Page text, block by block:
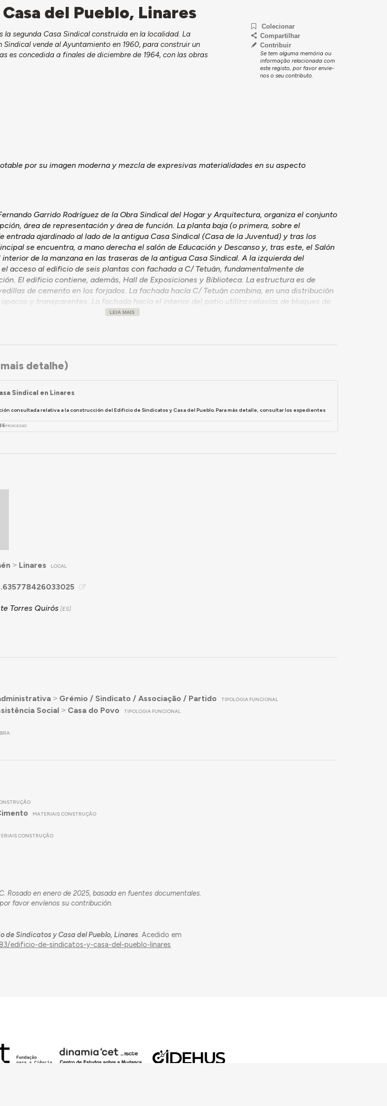
del Pueblo, Linares
segunda Casa Sindical construida en la localidad. La
Sindical vende al Ayuntamiento en 1960, para construir un
es concedida a finales de diciembre de 1964, con las obras
Colecionar
Compartilhar
Contribuir
Se tem alguma memória ou
informação relacionada com
este registo, por favor envie-
nos o seu contributo.
por su imagen moderna y mezcla de expresivas materialidades en su aspecto
Garrido Rodríguez de la Obra Sindical del Hogar y Arquitectura, organiza el conjunto
área de representación y área de función. La planta baja (o primera, sobre el
entrada ajardinado al lado de la antigua Casa Sindical (Casa de la Juventud) y tras los
se encuentra, a mano derecha el salón de Educación y Descanso y, tras este, el Salón
de la manzana en las traseras de la antigua Casa Sindical. A la izquierda del
acceso al edificio de seis plantas con fachada a C/ Tetuán, fundamentalmente de
El edificio contiene, además, Hall de Exposiciones y Biblioteca. La estructura es de
de cemento en los forjados. La fachada hacía C/ Tetuán combina, en una distribución
y transparentes. La fachada hacía el interior del patio utiliza celosías de bloques de
un expresivo efecto estético.LEIA MAIS
detalhe)
Sindical en Linares
consultada relativa a la construcción del Edificio de Sindicatos y Casa del Pueblo. Para más detalle, consultar los expedientes
PROCESSO
˃ Linares LOCAL
Torres Quirós
˃ Grémio / Sindicato / Associação / Partido TIPOLOGIA FUNCIONAL
Social ˃ Casa do Povo TIPOLOGIA FUNCIONAL
MATERIAIS CONSTRUÇÃO
CONSTRUÇÃO
Rosado en enero de 2025, basada en fuentes documentales.
favor envíenos su contribución.
de Sindicatos y Casa del Pueblo, Linares. Acedido em
edificio-de-sindicatos-y-casa-del-pueblo-linares